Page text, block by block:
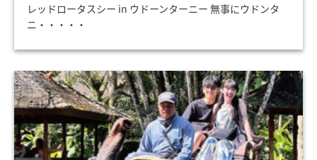
レッドロータスシー in ウドーンターニー 無事にウドンタ
ニ・・・・・